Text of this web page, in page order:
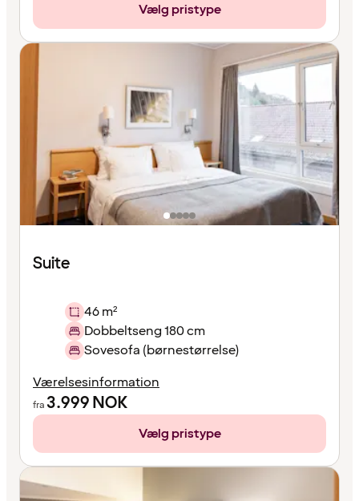
Vælg pristype
Suite
46 m²
Dobbeltseng 180 cm
Sovesofa (børnestørrelse)
Værelsesinformation
fra 3.999NOK
Vælg pristype